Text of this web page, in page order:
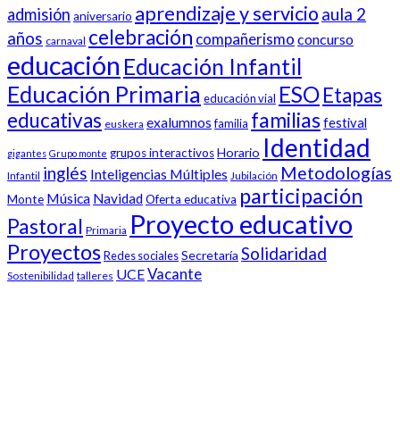
admisión aniversario aprendizaje y servicio aula 2
años carnaval celebración compañerismo concurso
educación Educación Infantil
Educación Primaria educación vial ESOEtapas
educativas euskera exalumnos familia familiasfestival
gigantes Grupo monte grupos interactivosHorario Identidad
Infantil inglés Inteligencias Múltiples Jubilación Metodologías
Monte Música NavidadOferta educativa participación
Pastoral Primaria Proyecto educativo
ProyectosRedes socialesSecretaría Solidaridad
Sostenibilidad talleres UCEVacante